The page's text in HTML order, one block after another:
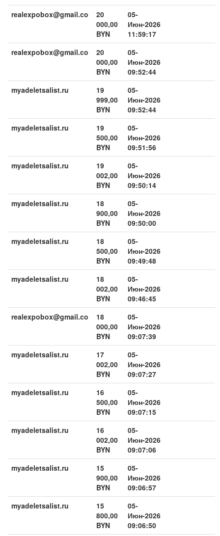
realexpobox@gmail.co
20
000,00
BYN
05-
Июн-2026
11:59:17
realexpobox@gmail.co
20
000,00
BYN
05-
Июн-2026
09:52:44
myadeletsalist.ru
19
999,00
BYN
05-
Июн-2026
09:52:44
myadeletsalist.ru
19
500,00
BYN
05-
Июн-2026
09:51:56
myadeletsalist.ru
19
002,00
BYN
05-
Июн-2026
09:50:14
myadeletsalist.ru
18
900,00
BYN
05-
Июн-2026
09:50:00
myadeletsalist.ru
18
500,00
BYN
05-
Июн-2026
09:49:48
myadeletsalist.ru
18
002,00
BYN
05-
Июн-2026
09:46:45
realexpobox@gmail.co
18
000,00
BYN
05-
Июн-2026
09:07:39
myadeletsalist.ru
17
002,00
BYN
05-
Июн-2026
09:07:27
myadeletsalist.ru
16
500,00
BYN
05-
Июн-2026
09:07:15
myadeletsalist.ru
16
002,00
BYN
05-
Июн-2026
09:07:06
myadeletsalist.ru
15
900,00
BYN
05-
Июн-2026
09:06:57
myadeletsalist.ru
15
800,00
BYN
05-
Июн-2026
09:06:50